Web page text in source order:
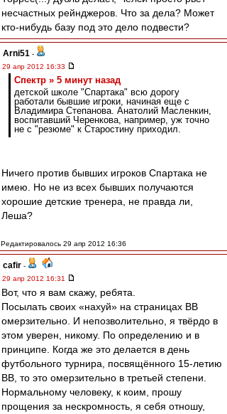
несчастных рейнджеров. Что за дела? Может
кто-нибудь базу под это дело подвести?
Arni51 -
29 апр 2012 16:33
Спектр » 5 минут назад
детской школе "Спартака" всю дорогу
работали бывшие игроки, начиная еще с
Владимира Степанова. Анатолий Масленкин,
воспитавший Черенкова, например, уж точно
не с "резюме" к Старостину приходил.
Ничего против бывших игроков Спартака не
имею. Но не из всех бывших получаются
хорошие детские тренера, не правда ли,
Леша?
Редактировалось 29 апр 2012 16:36
cafir -
29 апр 2012 16:31
Вот, что я вам скажу, ребята.
Посылать своих «нахуй» на страницах ВВ
омерзительно. И непозволительно, я твёрдо в
этом уверен, никому. По определению и в
принципе. Когда же это делается в день
футбольного турнира, посвящённого 15-летию
ВВ, то это омерзительно в третьей степени.
Нормальному человеку, к коим, прошу
прощения за нескромность, я себя отношу,